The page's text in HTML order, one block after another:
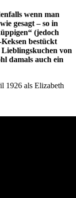
wenn man
gesagt – so in
(jedoch
bestückt
von
damals auch ein
1926 als Elizabeth